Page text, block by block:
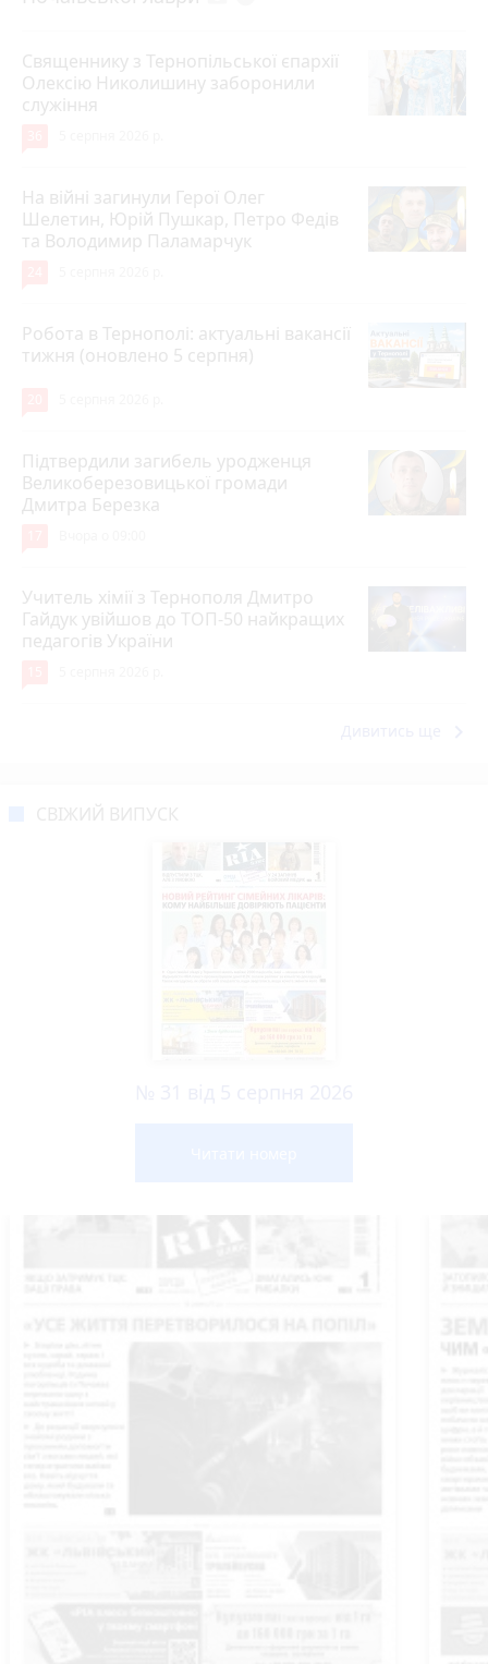
Священнику з Тернопільської єпархії
Олексію Николишину заборонили
служіння
На війні загинули Герої Олег
Шелетин, Юрій Пушкар, Петро Федів
та Володимир Паламарчук
Робота в Тернополі: актуальні вакансії
тижня (оновлено 5 серпня)
Підтвердили загибель уродженця
Великоберезовицької громади
Дмитра Березка
Учитель хімії з Тернополя Дмитро
Гайдук увійшов до ТОП-50 найкращих
педагогів України